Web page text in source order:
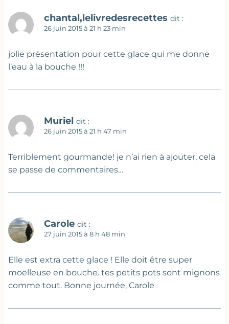
chantal,lelivredesrecettes dit :
26 juin 2015 à 21 h 23 min
jolie présentation pour cette glace qui me donne
l’eau à la bouche !!!
Muriel dit :
26 juin 2015 à 21 h 47 min
Terriblement gourmande! je n’ai rien à ajouter, cela
se passe de commentaires…
Carole dit :
27 juin 2015 à 8 h 48 min
Elle est extra cette glace ! Elle doit être super
moelleuse en bouche. tes petits pots sont mignons
comme tout. Bonne journée, Carole